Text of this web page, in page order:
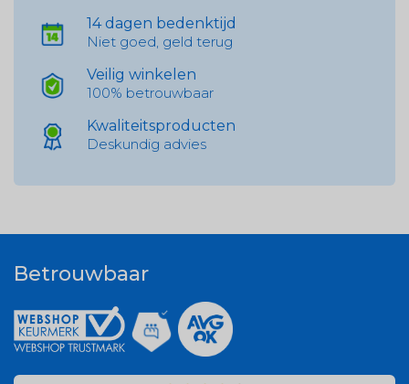
14 dagen bedenktijd
Niet goed, geld terug
Veilig winkelen
100% betrouwbaar
Kwaliteitsproducten
Deskundig advies
Betrouwbaar